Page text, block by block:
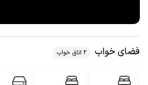
فضای خواب 2 اتاق خواب